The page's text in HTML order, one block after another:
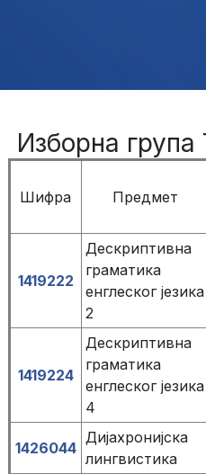
Изборна
Шифра Предмет
1419222
Дескриптивна
граматика
енглеског језика
2
1419224
Дескриптивна
граматика
енглеског језика
4
1426044
Дијахронијска
лингвистика